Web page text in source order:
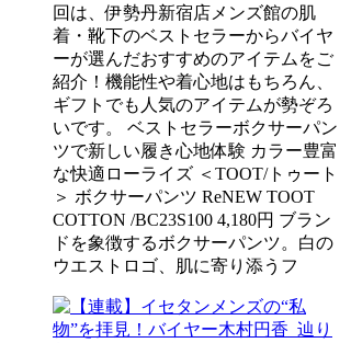
回は、伊勢丹新宿店メンズ館の肌
着・靴下のベストセラーからバイヤ
ーが選んだおすすめのアイテムをご
紹介！機能性や着心地はもちろん、
ギフトでも人気のアイテムが勢ぞろ
いです。 ベストセラーボクサーパン
ツで新しい履き心地体験 カラー豊富
な快適ローライズ ＜TOOT/トゥート
＞ ボクサーパンツ ReNEW TOOT
COTTON /BC23S100 4,180円 ブラン
ドを象徴するボクサーパンツ。白の
ウエストロゴ、肌に寄り添うフ